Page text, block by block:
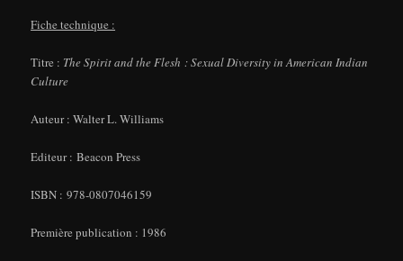
Fiche technique :
Titre : The Spirit and the Flesh : Sexual Diversity in American Indian
Culture
Auteur : Walter L. Williams
Editeur : Beacon Press
ISBN : 978-0807046159
Première publication : 1986